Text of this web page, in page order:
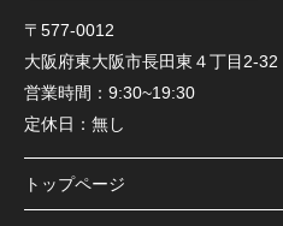
〒577-0012
大阪府東大阪市長田東４丁目2-
営業時間： 9:30~19:30
定休日： 無し
トップページ